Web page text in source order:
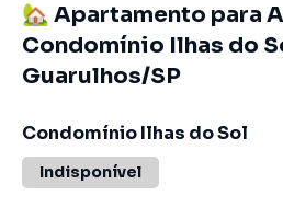
🏡 Apartamento para
Condomínio Ilhas do
Guarulhos/SP
Condomínio Ilhas do Sol
Indisponível